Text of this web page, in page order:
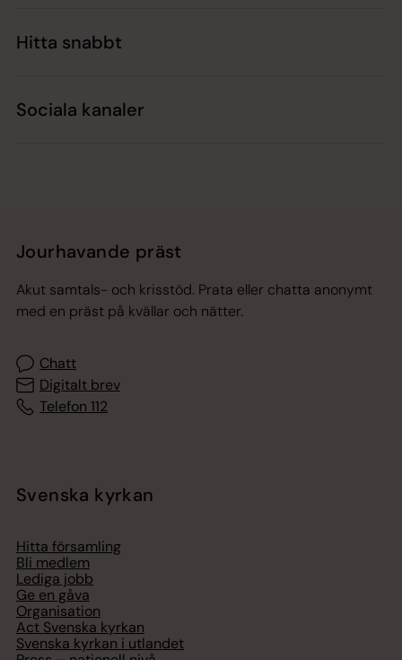
Hitta snabbt
Sociala kanaler
Jourhavande präst
Akut samtals- och krisstöd. Prata eller chatta anonymt
med en präst på kvällar och nätter.
Chatt
Digitalt brev
Telefon 112
Svenska kyrkan
Hitta församling
Bli medlem
Lediga jobb
Ge en gåva
Organisation
Act Svenska kyrkan
Svenska kyrkan i utlandet